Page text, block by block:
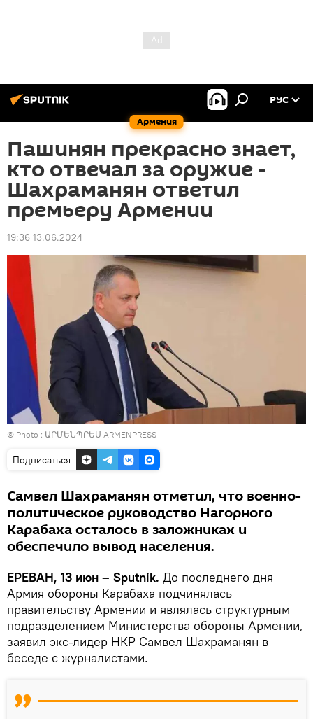
Армения
РУС
Пашинян прекрасно знает,
кто отвечал за оружие -
Шахраманян ответил
премьеру Армении
19:36 13.06.2024
© Photo : ԱՐՄԵՆՊՐԵՍ ARMENPRESS
Подписаться
Самвел Шахраманян отметил, что военно-
политическое руководство Нагорного
Карабаха осталось в заложниках и
обеспечило вывод населения.
ЕРЕВАН, 13 июн – Sputnik. До последнего дня
Армия обороны Карабаха подчинялась
правительству Армении и являлась структурным
подразделением Министерства обороны Армении,
заявил экс-лидер НКР Самвел Шахраманян в
беседе с журналистами.